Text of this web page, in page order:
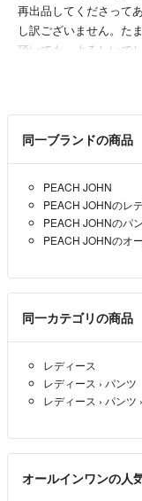
再出品してくださって
し訳ございません。た
頂いても、よろしいで
同一ブランドの商品
PEACH JOHN
PEACH JOHNのレ
PEACH JOHNのパ
PEACH JOHNのオ
同一カテゴリの商品
レディース
レディース › パンツ
レディース › パンツ ›
オールインワンの人